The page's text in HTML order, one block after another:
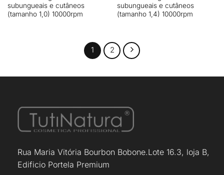
subungueais e cutâneos
(tamanho 1,0) 10000rpm
subungueais e cutâneos
(tamanho 1,4) 10000rpm
1 2
Rua Maria Vitória Bourbon Bobone.Lote 16.3, loja B,
Edificio Portela Premium